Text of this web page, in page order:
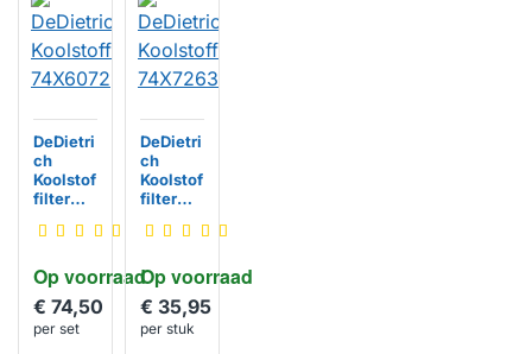
Op voorraad
DeDietri
ch
Koolstof
filter
2
€ 74,50
per set
Op voorraad
DeDietri
ch
Koolstof
filter
3
€ 35,95
per stuk